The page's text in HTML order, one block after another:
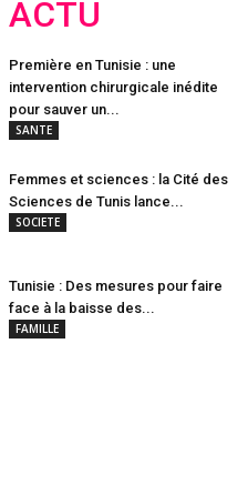
ACTU
Première en Tunisie : une
intervention chirurgicale inédite
pour sauver un...
SANTE
Femmes et sciences : la Cité des
Sciences de Tunis lance...
SOCIETE
Tunisie : Des mesures pour faire
face à la baisse des...
FAMILLE